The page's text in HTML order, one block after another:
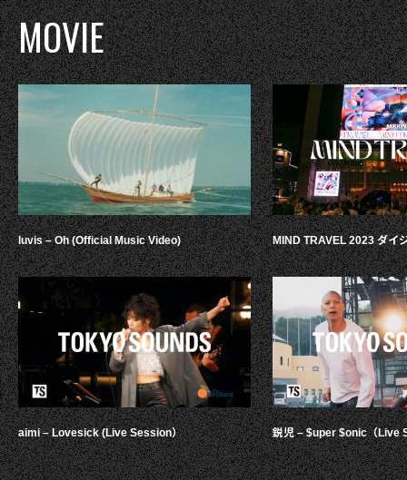
MOVIE
luvis – Oh (Official Music Video)
aimi – Lovesick (Live Session）
MIND TRAVEL 2023 ダイ
鋭児 – $uper $onic（Live